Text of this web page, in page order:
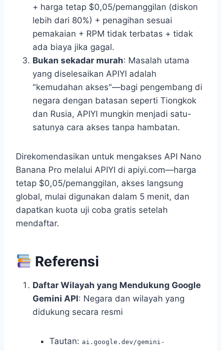
+ harga tetap $0,05/pemanggilan (diskon
lebih dari 80%) + penagihan sesuai
pemakaian + RPM tidak terbatas + tidak
ada biaya jika gagal.
Bukan sekadar murah: Masalah utama
yang diselesaikan APIYI adalah
"kemudahan akses"—bagi pengembang di
negara dengan batasan seperti Tiongkok
dan Rusia, APIYI mungkin menjadi satu-
satunya cara akses tanpa hambatan.
Direkomendasikan untuk mengakses API Nano
Banana Pro melalui APIYI di apiyi.com—harga
tetap $0,05/pemanggilan, akses langsung
global, mulai digunakan dalam 5 menit, dan
dapatkan kuota uji coba gratis setelah
mendaftar.
Referensi
Daftar Wilayah yang Mendukung Google
Gemini API: Negara dan wilayah yang
didukung secara resmi
Tautan: ai.google.dev/gemini-